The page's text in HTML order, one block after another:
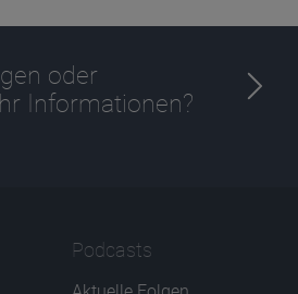
oder
Informationen?
Podcasts